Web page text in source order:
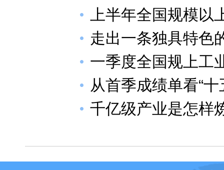
上半年全国规模
走出一条独具特色
一季度全国规上工
从首季成绩单看“
千亿级产业是怎样